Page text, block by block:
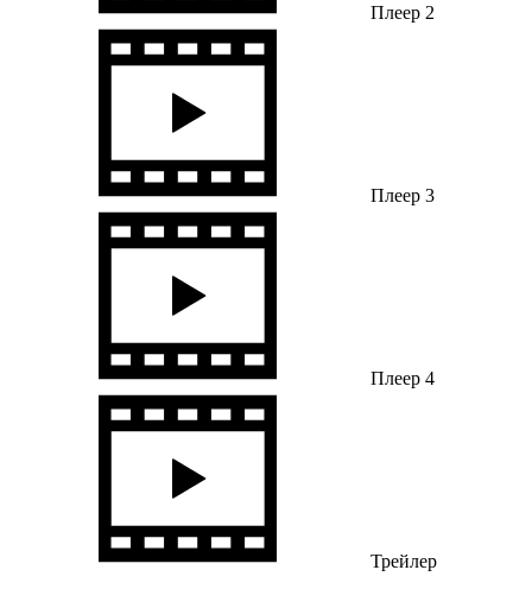
Плеер 2
Плеер 3
Плеер 4
Трейлер